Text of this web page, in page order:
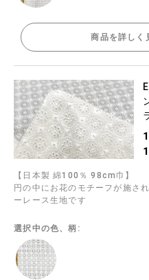
商品を詳しく
【日本製 綿100％ 98cm巾】
円の中にお花のモチーフが施さ
ーレース生地です
選択中の色、柄: